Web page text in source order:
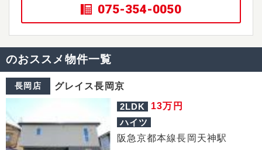
075-354-0050
のおススメ物件一覧
長岡店 グレイス長岡京
2LDK 13万円
ハイツ
阪急京都本線長岡天神駅